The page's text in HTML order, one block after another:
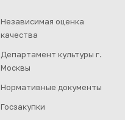
Независимая оценка
качества
Департамент культуры г.
Москвы
Нормативные документы
Госзакупки